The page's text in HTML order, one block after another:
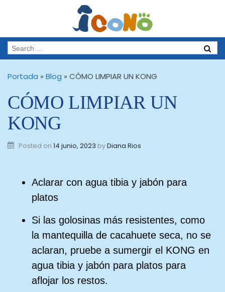
Portada » Blog » CÓMO LIMPIAR UN KONG
CÓMO LIMPIAR UN
KONG
Posted on 14 junio, 2023 byDiana Rios
Aclarar con agua tibia y jabón para
platos
Si las golosinas más resistentes, como
la mantequilla de cacahuete seca, no se
aclaran, pruebe a sumergir el KONG en
agua tibia y jabón para platos para
aflojar los restos.